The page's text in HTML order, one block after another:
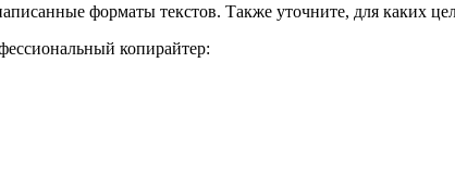
форматы текстов. Также уточните, для каких
копирайтер: